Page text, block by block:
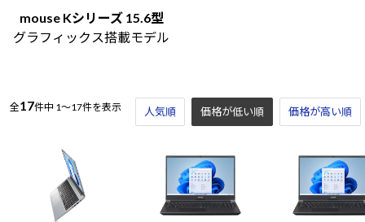
mouse Kシリーズ 15.6型
グラフィックス搭載モデル
全17件中 1～17件を表示 人気順 価格が低い順 価格が高い順